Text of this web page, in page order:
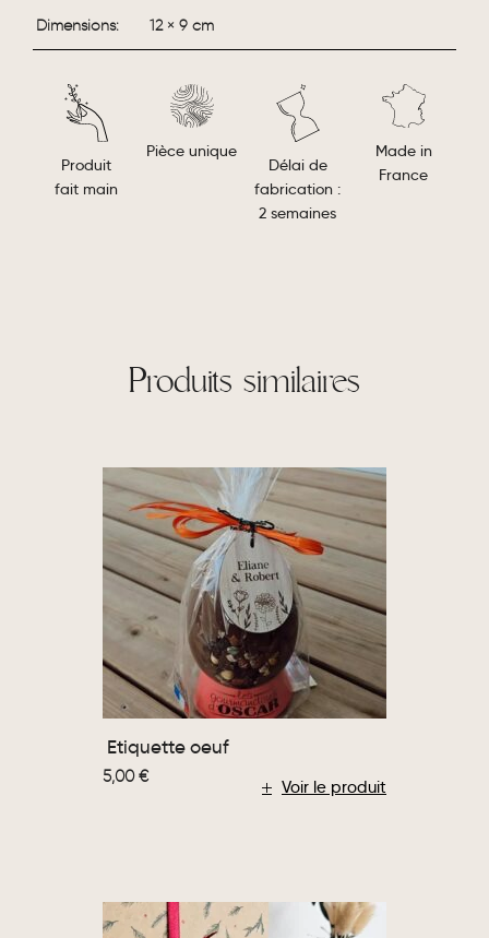
Dimensions 12 × 9 cm
Produit
fait main
Pièce unique
Délai de
fabrication :
2 semaines
Made in
France
Produits similaires
Voir le produit
Etiquette oeuf
5,00€